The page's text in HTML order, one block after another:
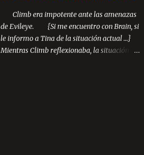
Climb era impotente ante las amenazas
de Evileye. {Si me encuentro con Brain, si
le informo a Tina de la situación actual ...}
Mientras Climb reflexionaba, la situación